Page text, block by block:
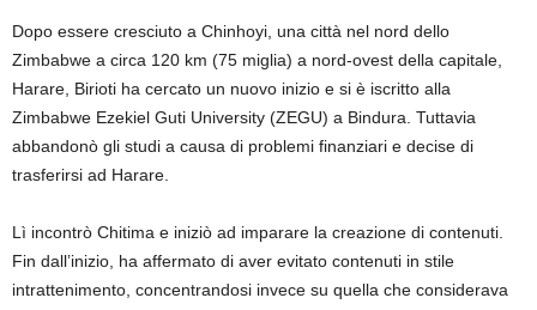
Dopo essere cresciuto a Chinhoyi, una città nel nord dello
Zimbabwe a circa 120 km (75 miglia) a nord-ovest della capitale,
Harare, Birioti ha cercato un nuovo inizio e si è iscritto alla
Zimbabwe Ezekiel Guti University (ZEGU) a Bindura. Tuttavia
abbandonò gli studi a causa di problemi finanziari e decise di
trasferirsi ad Harare.
Lì incontrò Chitima e iniziò ad imparare la creazione di contenuti.
Fin dall’inizio, ha affermato di aver evitato contenuti in stile
intrattenimento, concentrandosi invece su quella che considerava